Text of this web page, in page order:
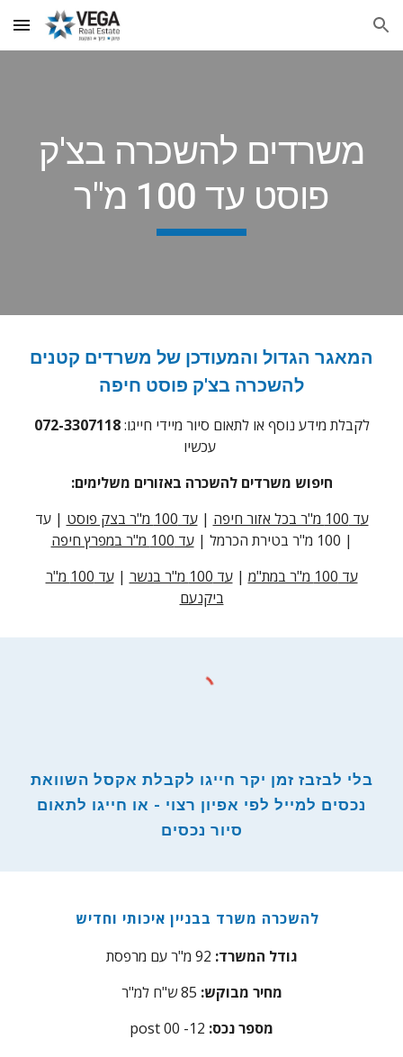
Skip to main content Skip to navigation
משרדים להשכרה בצ'ק
פוסט עד 100 מ"ר
המאגר הגדול והמעודכן של משרדים קטנים
להשכרה בצ'ק פוסט חיפה
072-3307118:לקבלת מידע נוסף או לתאום סיור מיידי חייגו
:חיפוש משרדים להשכרה באזורים משלימים
עד 100 מ"ר בכל אזור חיפה
|עד 100 מ"ר בצק פוסט
| עד
100 מ"ר בטירת הכרמל |
עד 100 מ"ר במפרץ חיפה
|
עד 100 מ"ר במת"מ
|עד 100 מ"ר בנשר |
עד 100 מ"ר
ביקנעם
בלי לבזבז זמן יקר חייגו לקבלת אקסל השוואת
נכסים למייל לפי אפיון רצוי - או חייגו לתאום
סיור נכסים
גודל המשרד:
92 מ"ר עם מרפסת
מחיר מבוקש:
post 00 -12 :מספר נכס